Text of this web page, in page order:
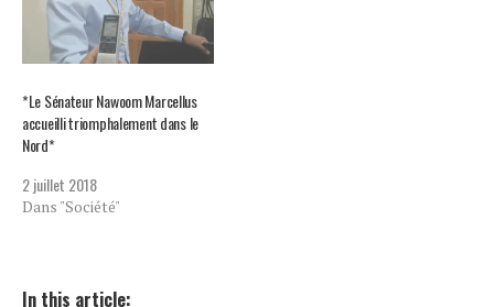
*Le Sénateur Nawoom Marcellus
accueilli triomphalement dans le
Nord*
2 juillet 2018
Dans "Société"
In this article: